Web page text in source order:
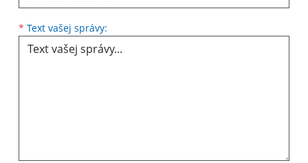
* Text vašej správy: